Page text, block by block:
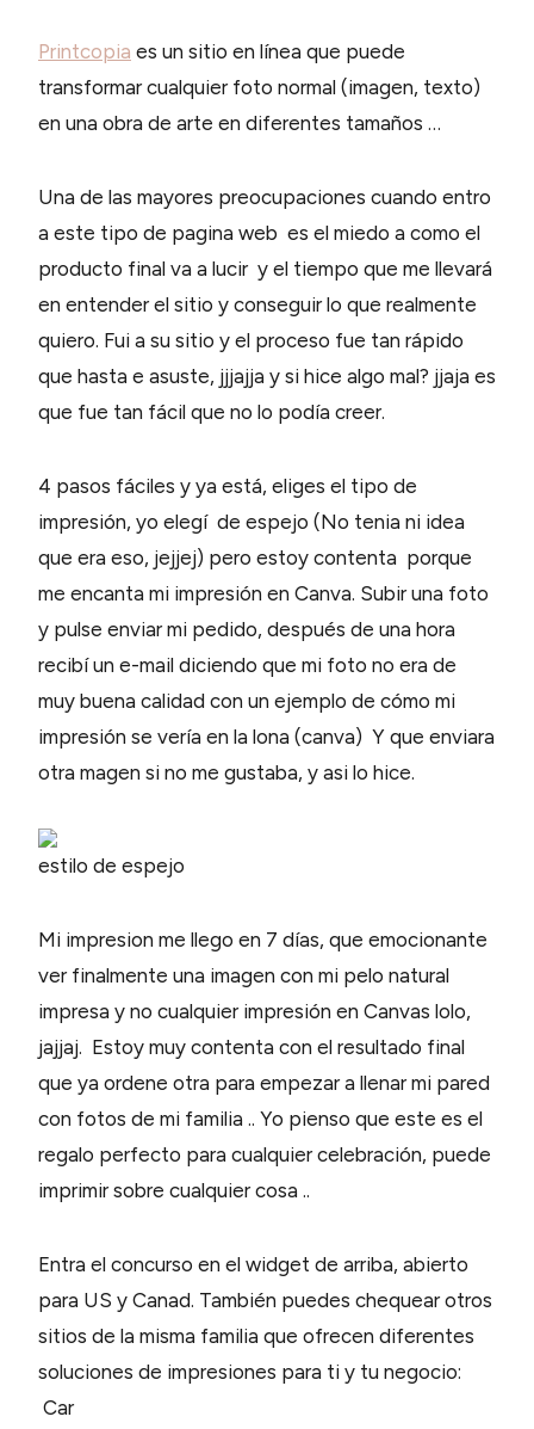
Printcopia es un sitio en línea que puede
transformar cualquier foto normal (imagen, texto)
en una obra de arte en diferentes tamaños …
Una de las mayores preocupaciones cuando entro
a este tipo de pagina web es el miedo a como el
producto final va a lucir y el tiempo que me llevará
en entender el sitio y conseguir lo que realmente
quiero. Fui a su sitio y el proceso fue tan rápido
que hasta e asuste, jjjajja y si hice algo mal? jjaja es
que fue tan fácil que no lo podía creer.
4 pasos fáciles y ya está, eliges el tipo de
impresión, yo elegí de espejo (No tenia ni idea
que era eso, jejjej) pero estoy contenta porque
me encanta mi impresión en Canva. Subir una foto
y pulse enviar mi pedido, después de una hora
recibí un e-mail diciendo que mi foto no era de
muy buena calidad con un ejemplo de cómo mi
impresión se vería en la lona (canva) Y que enviara
otra magen si no me gustaba, y asi lo hice.
estilo de espejo
Mi impresion me llego en 7 días, que emocionante
ver finalmente una imagen con mi pelo natural
impresa y no cualquier impresión en Canvas lolo,
jajjaj. Estoy muy contenta con el resultado final
que ya ordene otra para empezar a llenar mi pared
con fotos de mi familia .. Yo pienso que este es el
regalo perfecto para cualquier celebración, puede
imprimir sobre cualquier cosa ..
Entra el concurso en el widget de arriba, abierto
para US y Canad. También puedes chequear otros
sitios de la misma familia que ofrecen diferentes
soluciones de impresiones para ti y tu negocio:
Car